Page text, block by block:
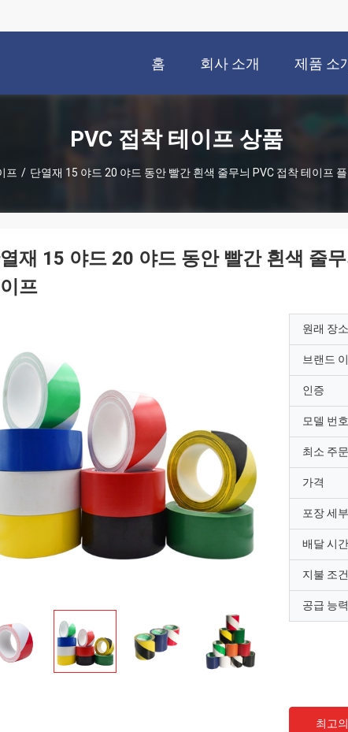
홈 회사 소개 제품 소
PVC 접착 테이프 상품
프 / 단열재 15 야드 20 야드 동안 빨간 흰색 줄무늬 PVC 접착 테이프
재 15 야드 20 야드 동안 빨간 흰색 줄
프
원래 장소
브랜드
인증
모델 번호
최소 주
가격
포장 세
배달 시간
지불 조건
공급 능력
최고